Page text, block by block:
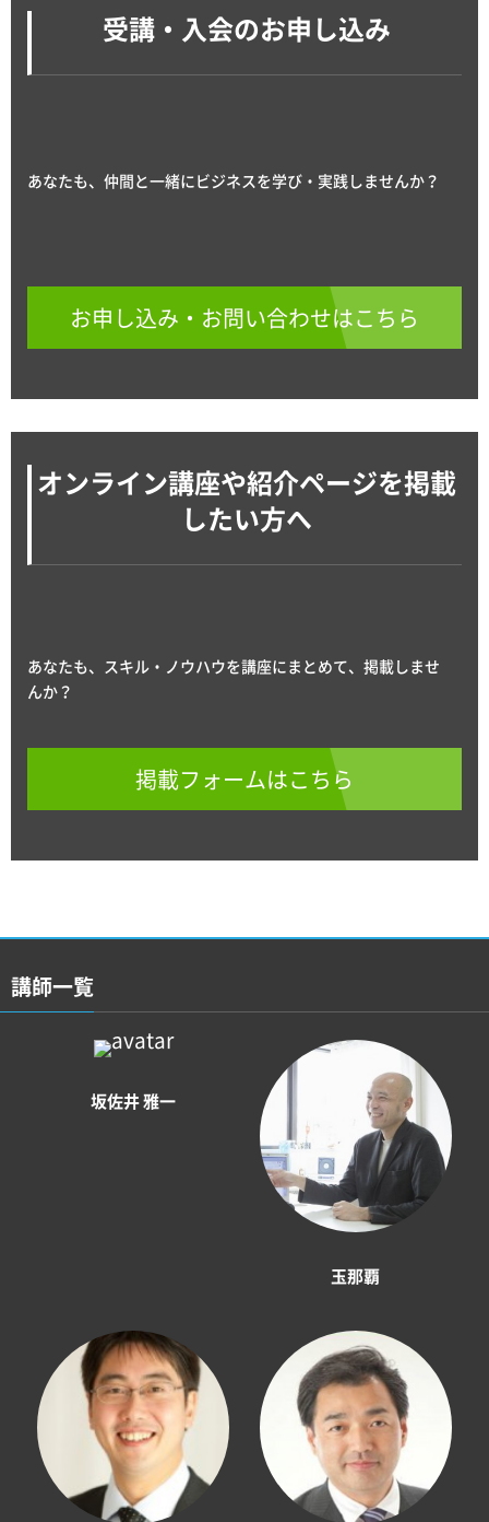
受講・入会のお申し込み
あなたも、仲間と一緒にビジネスを学び・実践しませんか？
お申し込み・お問い合わせはこちら
オンライン講座や紹介ページを掲載
したい方へ
あなたも、スキル・ノウハウを講座にまとめて、掲載しませ
んか？
掲載フォームはこちら
講師一覧
坂佐井 雅一
玉那覇